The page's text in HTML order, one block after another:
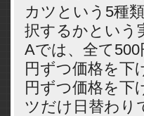
カツという5種
択するかという
Aでは、全て
円ずつ価格を下
円ずつ価格を下
ツだけ日替わり